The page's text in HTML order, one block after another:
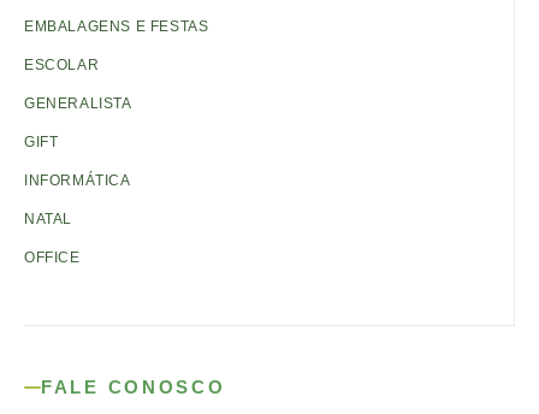
EMBALAGENS E FESTAS
ESCOLAR
GENERALISTA
GIFT
INFORMÁTICA
NATAL
OFFICE
FALE CONOSCO